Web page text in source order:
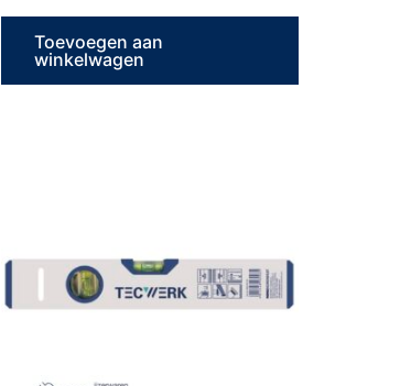
Toevoegen aan
winkelwagen